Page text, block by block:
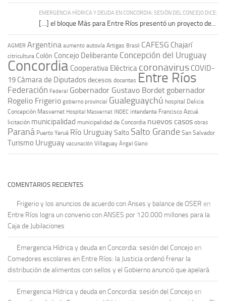
EMERGENCIA HÍDRICA Y DEUDA EN CONCORDIA: SESIÓN DEL CONCEJO DICE:
[…] el bloque Más para Entre Ríos presentó un proyecto de...
AGMER Argentina aumento autovía Artigas Brasil CAFESG Chajarí
citricultura Colón Concejo Deliberante Concepción del Uruguay
Concordia Cooperativa Eléctrica coronavirus COVID-
19 Cámara de Diputadosdecesos docentes Entre Ríos
Federación Federal Gobernador Gustavo Bordet gobernador
Rogelio Frigerio gobierno provincial Gualeguaychú hospital Delicia
Concepción Masvernat Hospital Masvernat INDEC intendente Francisco Azcué
licitación municipalidad municipalidad de Concordia nuevos casos obras
Paraná Puerto Yeruá Río UruguaySalto Salto Grande San Salvador
Turismo Uruguay vacunación Villaguay Ángel Giano
COMENTARIOS RECIENTES
Frigerio y los anuncios de acuerdo con Anses y balance de OSER en
Entre Ríos logra un convenio con ANSES por 120.000 millones para la
Caja de Jubilaciones
Emergencia Hídrica y deuda en Concordia: sesión del Concejo en
Comedores escolares en Entre Ríos: la Justicia ordenó frenar la
distribución de alimentos con sellos y el Gobierno anunció que apelará
Emergencia Hídrica y deuda en Concordia: sesión del Concejo en